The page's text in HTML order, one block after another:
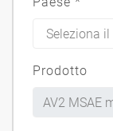
Prodotto